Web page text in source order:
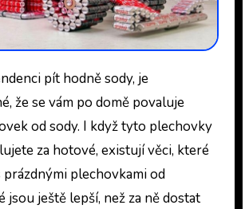
že se vám po domě povaluje
od sody. I když tyto plechovky
za hotové, existují věci, které
prázdnými plechovkami od
jsou ještě lepší, než za ně dostat